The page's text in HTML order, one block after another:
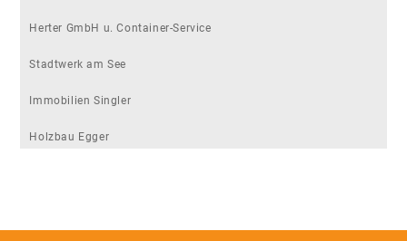
Herter GmbH u. Container-Service
Stadtwerk am See
Immobilien Singler
Holzbau Egger